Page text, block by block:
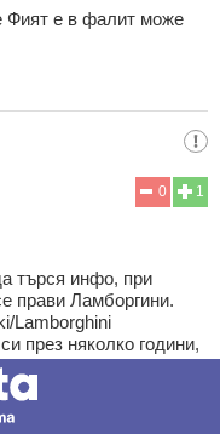
Фият е в фалит може
1
0
търся инфо, при
прави Ламборгини.
Lamborghini
през няколко години,
Немец не е способен
нямаше да купува
с Бугати.